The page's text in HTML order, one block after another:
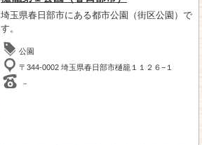
埼玉県春日部市にある都市公園（街区公園）で
す。
公園
〒344-0002 埼玉県春日部市樋籠１１２６−１
－